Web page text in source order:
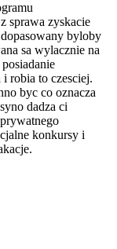
sprawa zyskacie
byloby
sa wylacznie na
robia to czesciej.
byc co oznacza
dadza ci
konkursy i